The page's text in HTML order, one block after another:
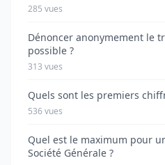
285 vues
Dénoncer anonymement le
possible ?
313 vues
Quels sont les premiers
536 vues
Quel est le maximum pour
Société Générale ?